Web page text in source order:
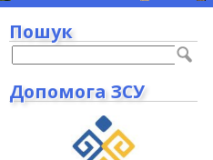
Пошук
Допомога ЗСУ